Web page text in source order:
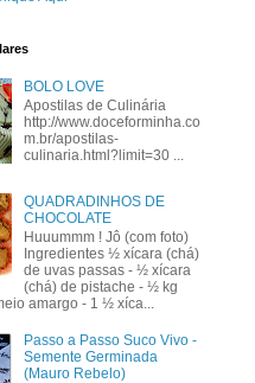
BOLO LOVE
Apostilas de Culinária
http://www.doceforminha.co
m.br/apostilas-
culinaria.html?limit=30 ...
QUADRADINHOS DE
CHOCOLATE
Huuummm ! Jô (com foto)
Ingredientes ½ xícara (chá)
de uvas passas - ½ xícara
(chá) de pistache - ½ kg
amargo - 1 ½ xíca...
Passo a Passo Suco Vivo -
Semente Germinada
(Mauro Rebelo)